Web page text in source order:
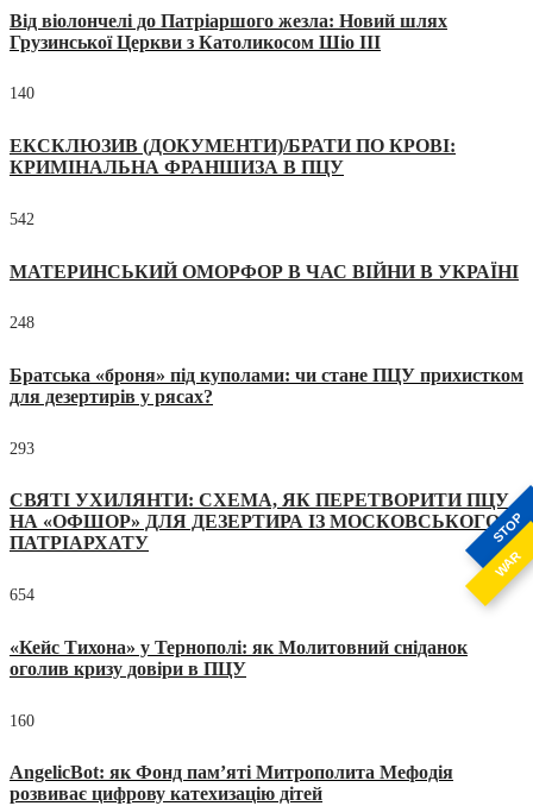
STOP
WAR
Від віолончелі до Патріаршого жезла: Новий шлях
Грузинської Церкви з Католикосом Шіо III
140
ЕКСКЛЮЗИВ (ДОКУМЕНТИ)/БРАТИ ПО КРОВІ:
КРИМІНАЛЬНА ФРАНШИЗА В ПЦУ
542
МАТЕРИНСЬКИЙ ОМОРФОР В ЧАС ВІЙНИ В УКРАЇНІ
248
Братська «броня» під куполами: чи стане ПЦУ прихистком
для дезертирів у рясах?
293
СВЯТІ УХИЛЯНТИ: СХЕМА, ЯК ПЕРЕТВОРИТИ ПЦУ
НА «ОФШОР» ДЛЯ ДЕЗЕРТИРА ІЗ МОСКОВСЬКОГО
ПАТРІАРХАТУ
654
«Кейс Тихона» у Тернополі: як Молитовний сніданок
оголив кризу довіри в ПЦУ
160
AngelicBot: як Фонд пам’яті Митрополита Мефодія
розвиває цифрову катехизацію дітей